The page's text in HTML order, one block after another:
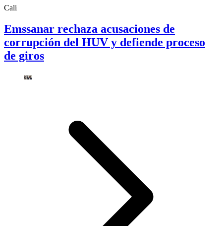
Cali
Emssanar rechaza acusaciones de
corrupción del HUV y defiende proceso
de giros